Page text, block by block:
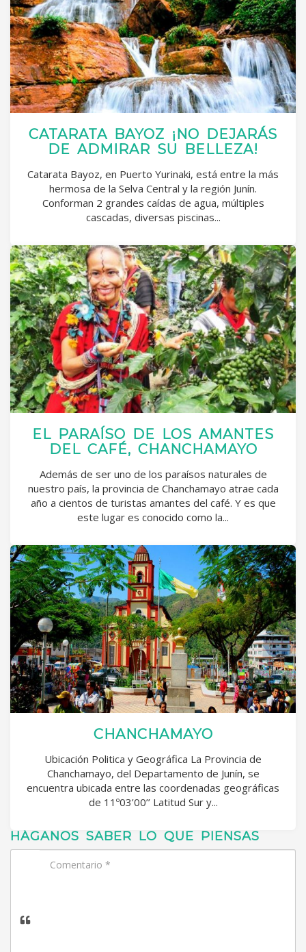
CATARATA BAYOZ ¡NO DEJARÁS
DE ADMIRAR SU BELLEZA!
Catarata Bayoz, en Puerto Yurinaki, está entre la más
hermosa de la Selva Central y la región Junín.
Conforman 2 grandes caídas de agua, múltiples
cascadas, diversas piscinas...
EL PARAÍSO DE LOS AMANTES
DEL CAFÉ, CHANCHAMAYO
Además de ser uno de los paraísos naturales de
nuestro país, la provincia de Chanchamayo atrae cada
año a cientos de turistas amantes del café. Y es que
este lugar es conocido como la...
CHANCHAMAYO
Ubicación Politica y Geográfica La Provincia de
Chanchamayo, del Departamento de Junín, se
encuentra ubicada entre las coordenadas geográficas
de 11º03’00’’ Latitud Sur y...
HÁGANOS SABER LO QUE PIENSAS